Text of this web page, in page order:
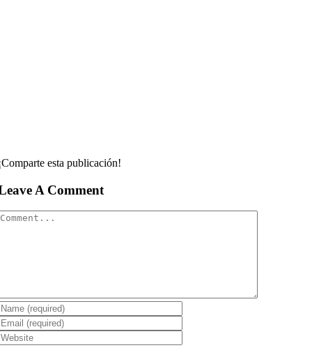
esta publicación!
A Comment